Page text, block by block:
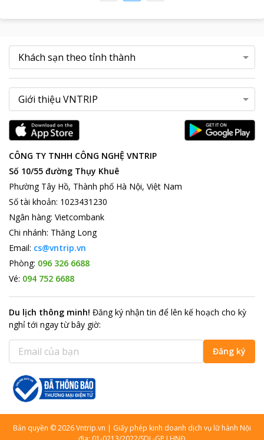
CÔNG TY TNHH CÔNG NGHỆ VNTRIP
Số 10/55 đường Thụy Khuê
Phường Tây Hồ, Thành phố Hà Nội, Việt Nam
Số tài khoản: 1023431230
Ngân hàng: Vietcombank
Chi nhánh: Thăng Long
Email: cs@vntrip.vn
Phòng: 096 326 6688
Vé: 094 752 6688
Du lịch thông minh! Đăng ký nhận tin để lên kế hoạch cho kỳ
nghỉ tới ngay từ bây giờ:
Đăng ký
Bản quyền ©2026Vntrip.vn | Giấy phép kinh doanh dịch vụ lữ hành Nội